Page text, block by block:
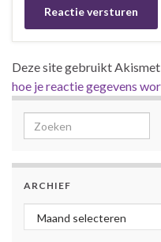
Deze site gebruikt
hoe je reactie gegevens
Search for:
ARCHIEF
Archief